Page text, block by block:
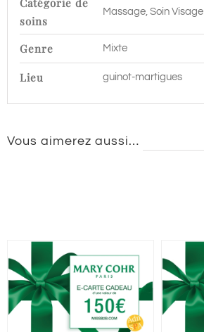
Catégorie de
soins
Massage, Soin Visage
Genre Mixte
Lieu guinot-martigues
Vous aimerez aussi…